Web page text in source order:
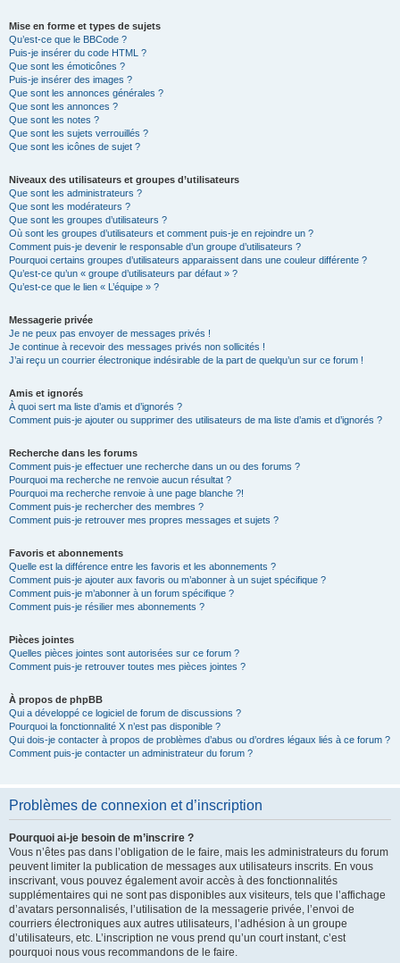
Mise en forme et types de sujets
Qu’est-ce que le BBCode ?
Puis-je insérer du code HTML ?
Que sont les émoticônes ?
Puis-je insérer des images ?
Que sont les annonces générales ?
Que sont les annonces ?
Que sont les notes ?
Que sont les sujets verrouillés ?
Que sont les icônes de sujet ?
Niveaux des utilisateurs et groupes d’utilisateurs
Que sont les administrateurs ?
Que sont les modérateurs ?
Que sont les groupes d’utilisateurs ?
Où sont les groupes d’utilisateurs et comment puis-je en rejoindre un ?
Comment puis-je devenir le responsable d’un groupe d’utilisateurs ?
Pourquoi certains groupes d’utilisateurs apparaissent dans une couleur différente ?
Qu’est-ce qu’un « groupe d’utilisateurs par défaut » ?
Qu’est-ce que le lien « L’équipe » ?
Messagerie privée
Je ne peux pas envoyer de messages privés !
Je continue à recevoir des messages privés non sollicités !
J’ai reçu un courrier électronique indésirable de la part de quelqu’un sur ce forum !
Amis et ignorés
À quoi sert ma liste d’amis et d’ignorés ?
Comment puis-je ajouter ou supprimer des utilisateurs de ma liste d’amis et d’ignorés ?
Recherche dans les forums
Comment puis-je effectuer une recherche dans un ou des forums ?
Pourquoi ma recherche ne renvoie aucun résultat ?
Pourquoi ma recherche renvoie à une page blanche ?!
Comment puis-je rechercher des membres ?
Comment puis-je retrouver mes propres messages et sujets ?
Favoris et abonnements
Quelle est la différence entre les favoris et les abonnements ?
Comment puis-je ajouter aux favoris ou m’abonner à un sujet spécifique ?
Comment puis-je m’abonner à un forum spécifique ?
Comment puis-je résilier mes abonnements ?
Pièces jointes
Quelles pièces jointes sont autorisées sur ce forum ?
Comment puis-je retrouver toutes mes pièces jointes ?
À propos de phpBB
Qui a développé ce logiciel de forum de discussions ?
Pourquoi la fonctionnalité X n’est pas disponible ?
Qui dois-je contacter à propos de problèmes d’abus ou d’ordres légaux liés à ce forum ?
Comment puis-je contacter un administrateur du forum ?
Problèmes de connexion et d’inscription
Pourquoi ai-je besoin de m’inscrire ?
Vous n’êtes pas dans l’obligation de le faire, mais les administrateurs du forum
peuvent limiter la publication de messages aux utilisateurs inscrits. En vous
inscrivant, vous pouvez également avoir accès à des fonctionnalités
supplémentaires qui ne sont pas disponibles aux visiteurs, tels que l’affichage
d’avatars personnalisés, l’utilisation de la messagerie privée, l’envoi de
courriers électroniques aux autres utilisateurs, l’adhésion à un groupe
d’utilisateurs, etc. L’inscription ne vous prend qu’un court instant, c’est
pourquoi nous vous recommandons de le faire.